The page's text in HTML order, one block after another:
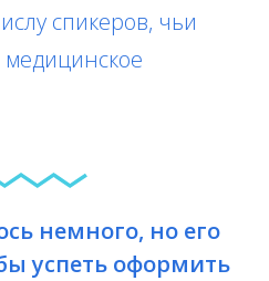
спикеров, чьи
медицинское
немного, но его
успеть оформить